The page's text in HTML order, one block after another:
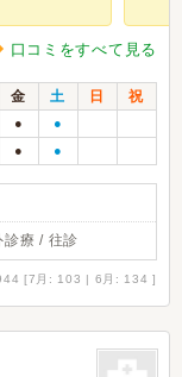
口コミをすべて見る
金 土 日
祝
● ●
● ●
診療 / 往診
[7月: 103 | 6月: 134 ]